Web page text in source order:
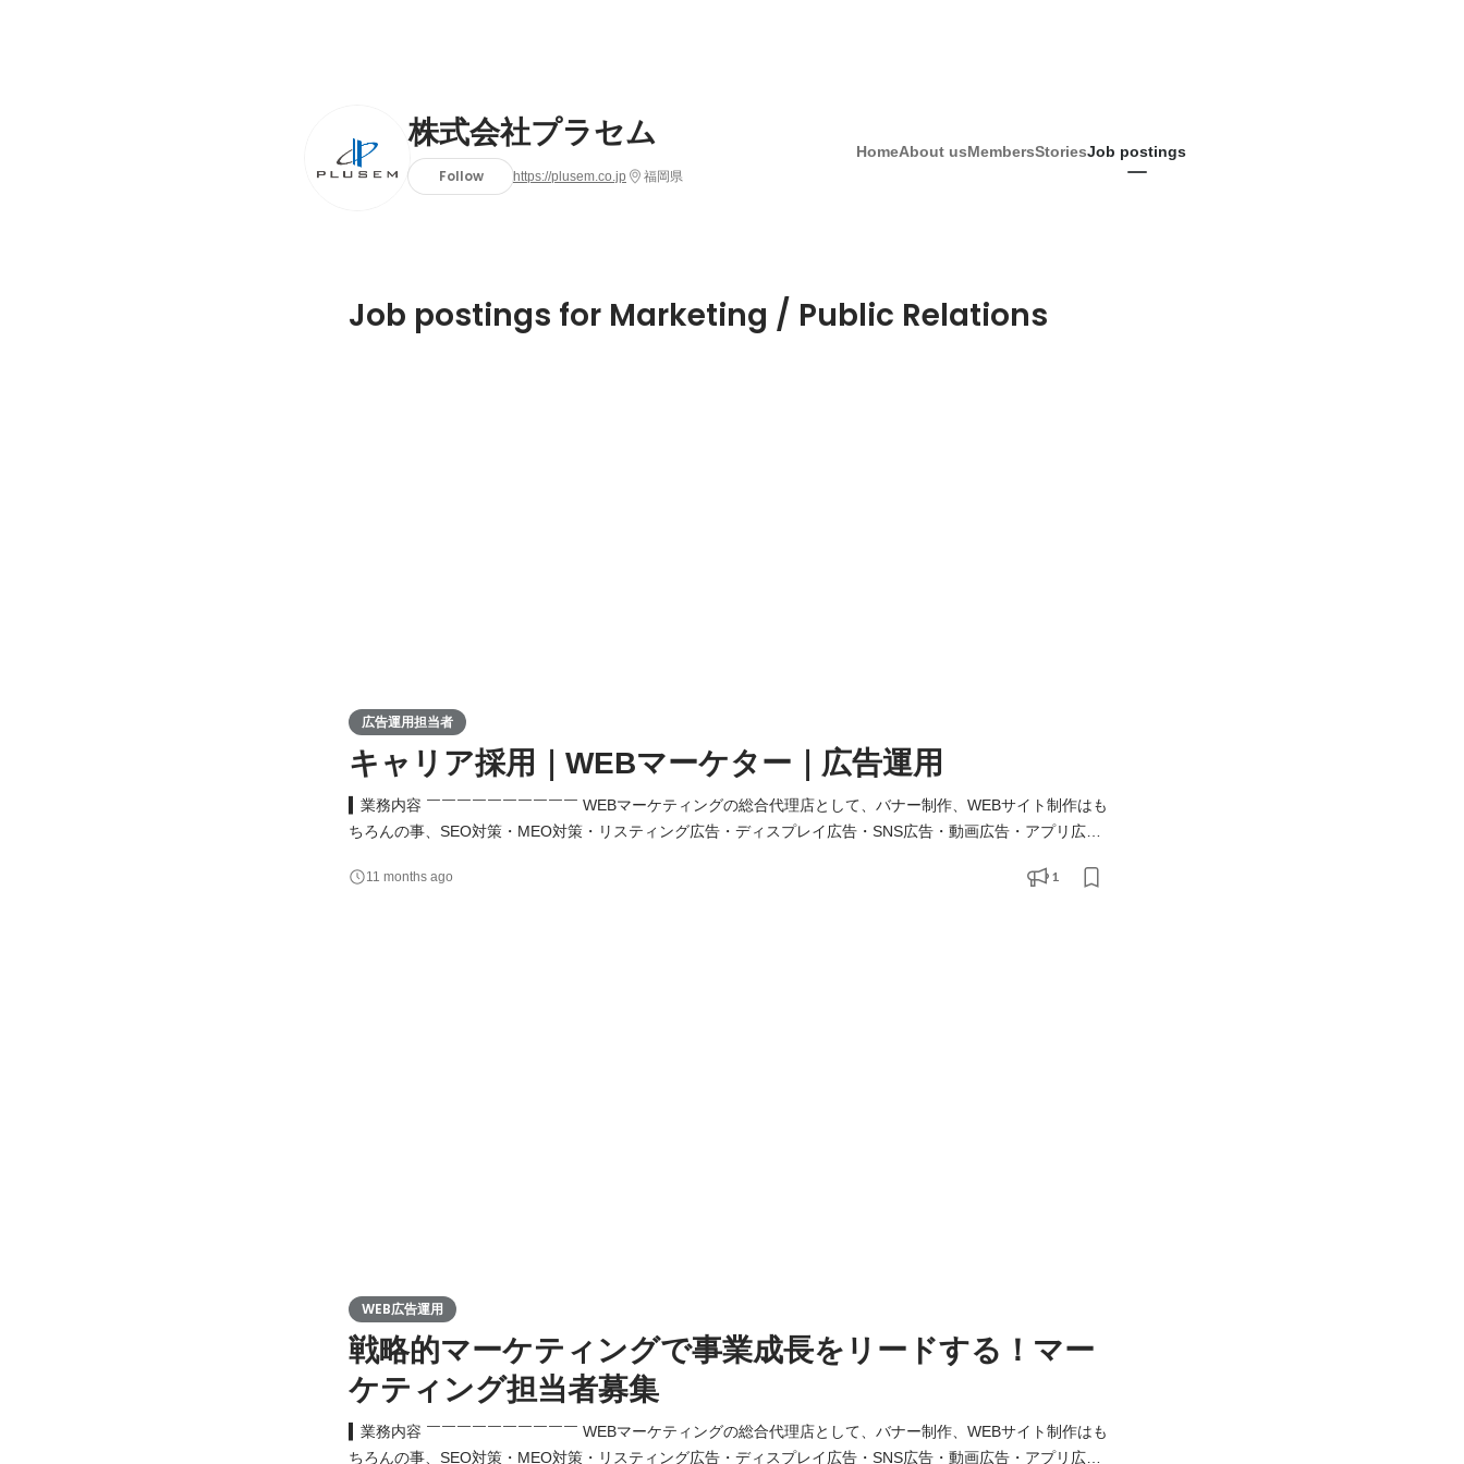
株式会社プラセム
Follow https://plusem.co.jp 福岡県
HomeAbout usMembersStoriesJob postings
Job postings for Marketing / Public Relations
広告運用担当者
キャリア採用｜WEBマーケター｜広告運用
▍業務内容 ￣￣￣￣￣￣￣￣￣￣ WEBマーケティングの総合代理店として、バナー制作、WEBサイト制作はも
ちろんの事、SEO対策・MEO対策・リスティング広告・ディスプレイ広告・SNS広告・動画広告・アプリ広
の運用型広告の運用代行及びWEBマーケティングに関するコンサルティング等の業務をお任せいたします。 ・
11 months ago 1
WEB広告運用
戦略的マーケティングで事業成長をリードする！マー
ケティング担当者募集
▍業務内容 ￣￣￣￣￣￣￣￣￣￣ WEBマーケティングの総合代理店として、バナー制作、WEBサイト制作はも
ちろんの事、SEO対策・MEO対策・リスティング広告・ディスプレイ広告・SNS広告・動画広告・アプリ広